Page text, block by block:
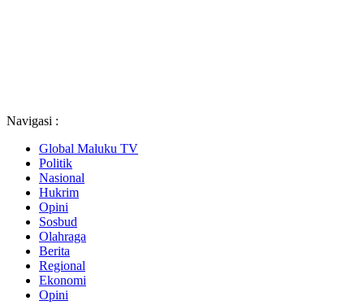
Navigasi :
Global Maluku TV
Politik
Nasional
Hukrim
Opini
Sosbud
Olahraga
Berita
Regional
Ekonomi
Opini